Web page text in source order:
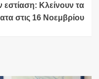
εστίαση: Κλείνουν τα
στις 16 Νοεμβρίου